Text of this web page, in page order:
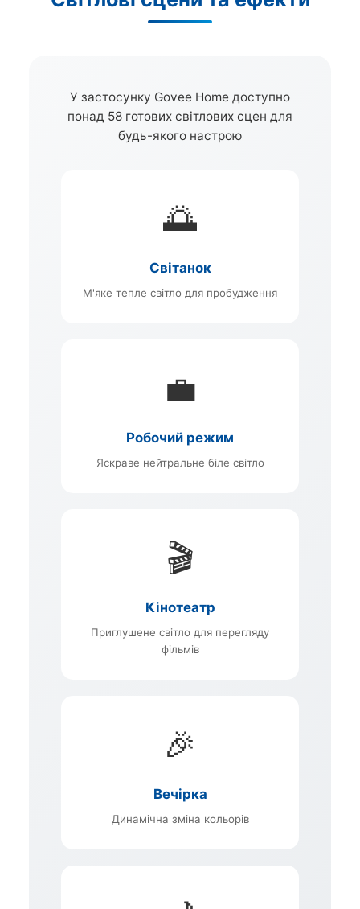
У застосунку Govee Home доступно
понад 58 готових світлових сцен для
будь-якого настрою
🌅
Світанок
М'яке тепле світло для пробудження
💼
Робочий режим
Яскраве нейтральне біле світло
🎬
Кінотеатр
Приглушене світло для перегляду
фільмів
🎉
Вечірка
Динамічна зміна кольорів